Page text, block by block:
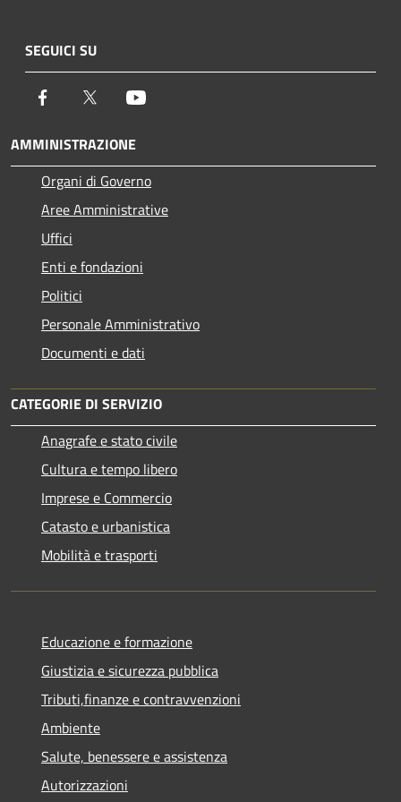
SEGUICI SU
Facebook Twitter
AMMINISTRAZIONE
Organi di Governo
Aree Amministrative
Uffici
Enti e fondazioni
Politici
Personale Amministrativo
Documenti e dati
CATEGORIE DI SERVIZIO
Anagrafe e stato civile
Cultura e tempo libero
Imprese e Commercio
Catasto e urbanistica
Mobilità e trasporti
Educazione e formazione
Giustizia e sicurezza pubblica
Tributi,finanze e contravvenzioni
Ambiente
Salute, benessere e assistenza
Autorizzazioni